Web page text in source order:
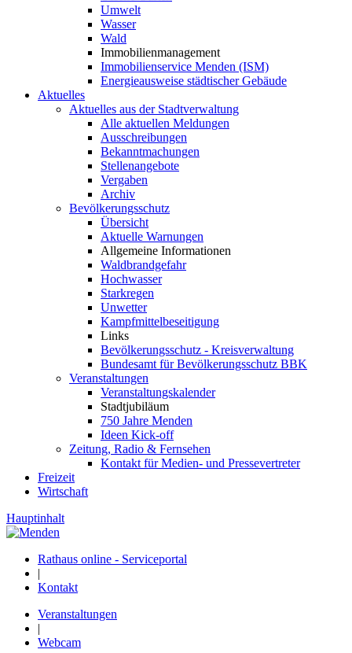
Umwelt
Wasser
Wald
Immobilienmanagement
Immobilienservice Menden (ISM)
Energieausweise städtischer Gebäude
Aktuelles
Aktuelles aus der Stadtverwaltung
Alle aktuellen Meldungen
Ausschreibungen
Bekanntmachungen
Stellenangebote
Vergaben
Archiv
Bevölkerungsschutz
Übersicht
Aktuelle Warnungen
Allgemeine Informationen
Waldbrandgefahr
Hochwasser
Starkregen
Unwetter
Kampfmittelbeseitigung
Links
Bevölkerungsschutz - Kreisverwaltung
Bundesamt für Bevölkerungsschutz BBK
Veranstaltungen
Veranstaltungskalender
Stadtjubiläum
750 Jahre Menden
Ideen Kick-off
Zeitung, Radio & Fernsehen
Kontakt für Medien- und Pressevertreter
Freizeit
Wirtschaft
Hauptinhalt
Rathaus online - Serviceportal
|
Kontakt
Veranstaltungen
|
Webcam